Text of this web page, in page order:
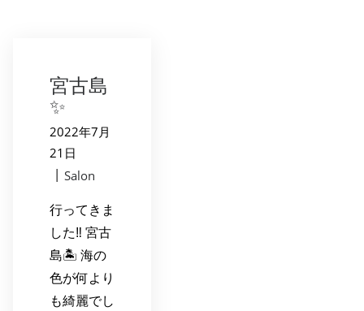
宮古島
✨
2022年7月
21日
| Salon
行ってきま
した‼️ 宮古
島🏝️ 海の
色が何より
も綺麗でし